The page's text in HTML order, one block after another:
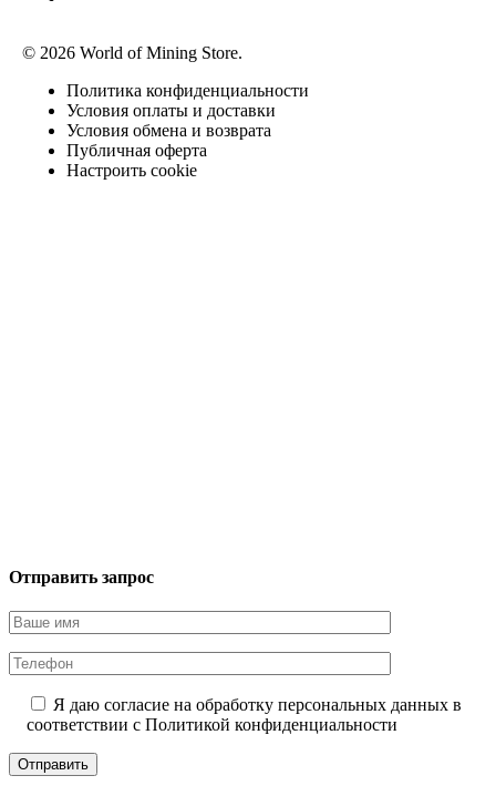
© 2026 World of Mining Store.
Политика конфиденциальности
Условия оплаты и доставки
Условия обмена и возврата
Публичная оферта
Настроить cookie
Отправить запрос
Я даю согласие на обработку персональных данных в
соответствии с Политикой конфиденциальности